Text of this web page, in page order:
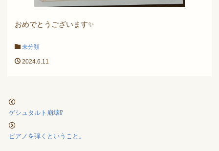
おめでとうございます✨
未分類
2024.6.11
ゲシュタルト崩壊⁉️
ピアノを弾くということ。